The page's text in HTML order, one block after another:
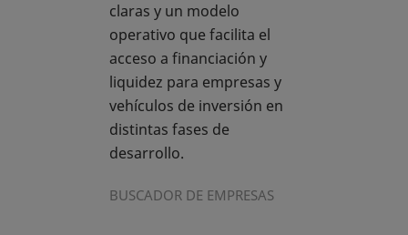
claras y un modelo
operativo que facilita el
acceso a financiación y
liquidez para empresas y
vehículos de inversión en
distintas fases de
desarrollo.
BUSCADOR DE EMPRESAS